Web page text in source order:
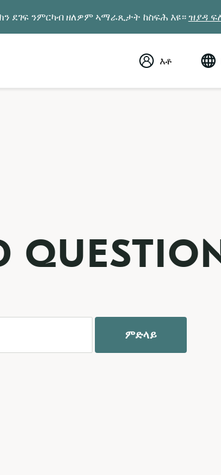
ደገፍ ንምርካብ ዘለዎም ኣማራጺታት ከስፍሕ እዩ። ዝያዳ
እቶ
Soomaali
ਪੰਜਾਬੀ
ታጋሎግ